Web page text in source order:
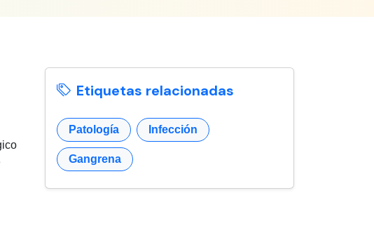
Etiquetas relacionadas
Patología Infección
Gangrena